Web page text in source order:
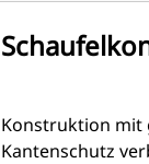
Konstruktion
Kantenschutz